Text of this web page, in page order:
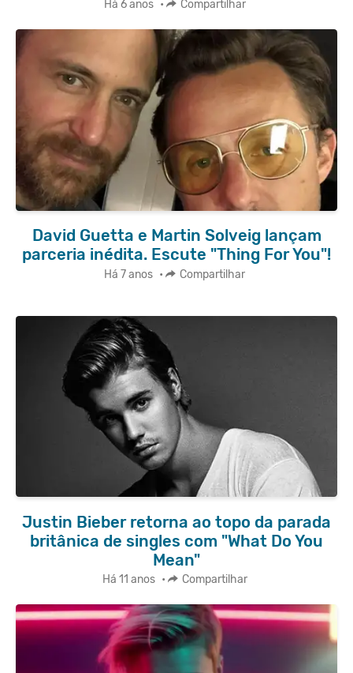
Há 6 anos • Compartilhar
David Guetta e Martin Solveig lançam
parceria inédita. Escute "Thing For You"!
Há 7 anos • Compartilhar
Justin Bieber retorna ao topo da parada
britânica de singles com "What Do You
Mean"
Há 11 anos • Compartilhar